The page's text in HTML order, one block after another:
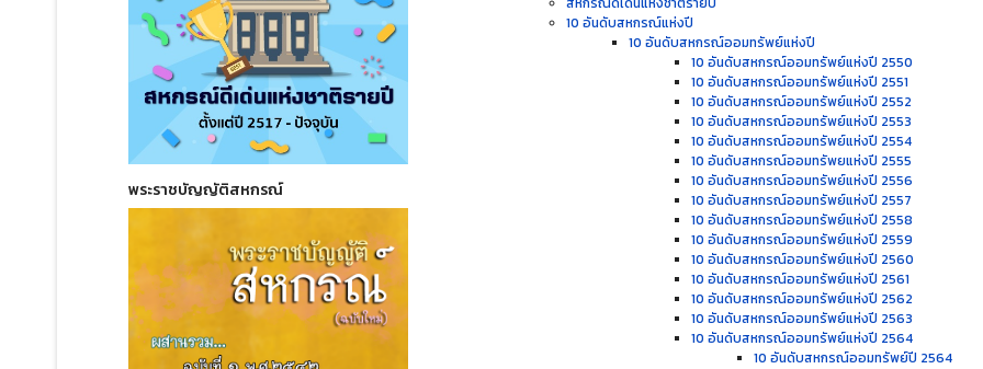
พระราชบัญญัติสหกรณ์
10 อันดับสหกรณ์แห่งปี
10 อันดับสหกรณ์ออมทรัพย์แห่งปี
10 อันดับสหกรณ์ออมทรัพย์แห่งปี 2550
10 อันดับสหกรณ์ออมทรัพย์แห่งปี 2551
10 อันดับสหกรณ์ออมทรัพย์แห่งปี 2552
10 อันดับสหกรณ์ออมทรัพย์แห่งปี 2553
10 อันดับสหกรณ์ออมทรัพย์แห่งปี 2554
10 อันดับสหกรณ์ออมทรัพยแห่งปี 2555
10 อันดับสหกรณ์ออมทรัพย์แห่งปี 2556
10 อันดับสหกรณ์ออมทรัพย์แห่งปี 2557
10 อันดับสหกรณ์ออมทรัพย์แห่งปี 2558
10 อันดับสหกรณ์ออมทรัพย์แห่งปี 2559
10 อันดับสหกรณ์ออมทรัพย์แห่งปี 2560
10 อันดับสหกรณ์ออมทรัพย์แห่งปี 2561
10 อันดับสหกรณ์ออมทรัพย์แห่งปี 2562
10 อันดับสหกรณ์ออมทรัพย์แห่งปี 2563
10 อันดับสหกรณ์ออมทรัพย์แห่งปี 2564
10 อันดับสหกรณ์ออมทรัพย์ปี 2564